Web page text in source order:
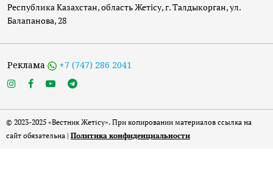
Республика Казахстан, область Жетісу, г. Талдыкорган, ул.
Балапанова, 28
Реклама +7 (747) 286 2041
© 2023-2025 «Вестник Жетісу». При копировании материалов ссылка на
сайт обязательна | Политика конфиденциальности